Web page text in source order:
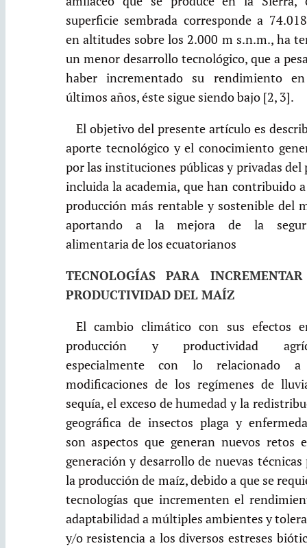
superficie sembrada corresponde a
en altitudes sobre los 2.000 m s.n.m., ha
un menor desarrollo tecnológico, que a
haber incrementado su rendimiento
últimos años, éste sigue siendo bajo [2, 3].
El objetivo del presente artículo es
aporte tecnológico y el conocimiento
por las instituciones públicas y privadas del
incluida la academia, que han contribuido
producción más rentable y sostenible del
aportando a la mejora de la
alimentaria de los ecuatorianos
TECNOLOGÍAS PARA
PRODUCTIVIDAD DEL MAÍZ
El cambio climático con sus efectos
producción y productividad
especialmente con lo relacionado
modificaciones de los regímenes de
sequía, el exceso de humedad y la
geográfica de insectos plaga y
son aspectos que generan nuevos retos
generación y desarrollo de nuevas técnicas
la producción de maíz, debido a que se
tecnologías que incrementen el
adaptabilidad a múltiples ambientes y
y/o resistencia a los diversos estreses